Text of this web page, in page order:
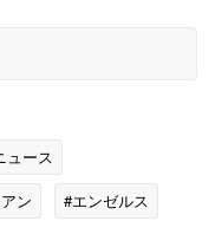
ュース
ン
#エンゼルス